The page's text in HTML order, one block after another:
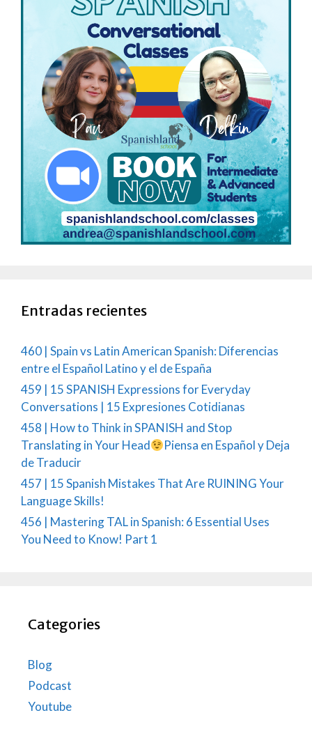
Entradas recientes
460 | Spain vs Latin American Spanish: Diferencias
entre el Español Latino y el de España
459 | 15 SPANISH Expressions for Everyday
Conversations | 15 Expresiones Cotidianas
458 | How to Think in SPANISH and Stop
Translating in Your Head
Piensa en Español y Deja
de Traducir
457 | 15 Spanish Mistakes That Are RUINING Your
Language Skills!
456 | Mastering TAL in Spanish: 6 Essential Uses
You Need to Know! Part 1
Categories
Blog
Podcast
Youtube